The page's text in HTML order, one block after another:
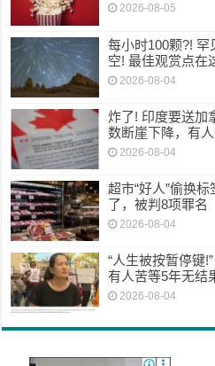
2026-08-05
每小时100颗?!
空! 最佳观赏点在
2026-08-04
炸了! 印度要送加
数断崖下降，有
2026-08-04
超市“好人”偷换
了，被判8项罪名
2026-08-04
“人生被按暂停键
有人苦等5年无结
2026-08-04